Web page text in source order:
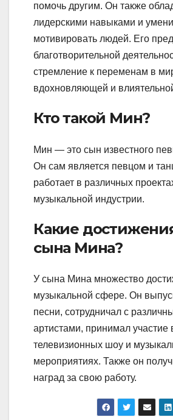
помочь другим. Он также
лидерскими навыками и
мотивировать людей. Его
благотворительной
стремление к переменам в
вдохновляющей и
Кто такой Мин?
Мин — это сын известного
Он сам является певцом и
работает в различных
музыкальной индустрии.
Какие
сына Мина?
У сына Мина множество
музыкальной сфере. Он
песни, сотрудничал с
артистами, принимал участие
телевизионных шоу и
мероприятиях. Также он
наград за свою работу.